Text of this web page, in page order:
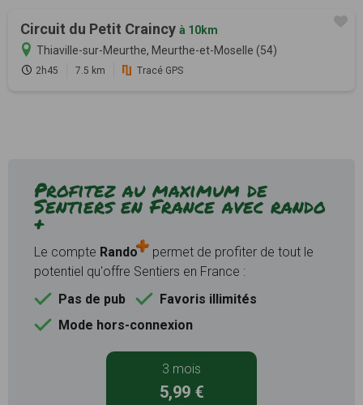
Circuit du Petit Craincy à 10km
Thiaville-sur-Meurthe, Meurthe-et-Moselle (54)
2h45 7.5 km Tracé GPS
Profitez au maximum de
Sentiers en France avec rando
+
Le compte Rando
permet de profiter de tout le
potentiel qu'offre Sentiers en France :
Pas de pub
Favoris illimités
Mode hors-connexion
3 mois
5,99 €